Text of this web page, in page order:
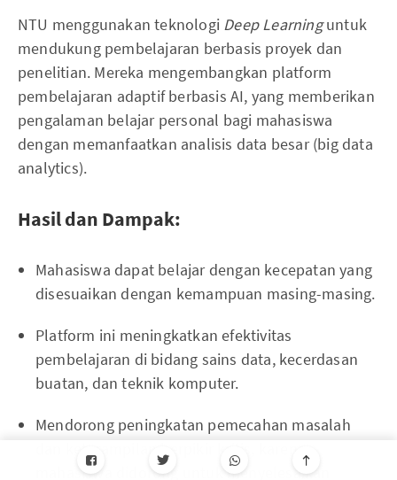
NTU menggunakan teknologi Deep Learninguntuk
mendukung pembelajaran berbasis proyek dan
penelitian. Mereka mengembangkan platform
pembelajaran adaptif berbasis AI, yang memberikan
pengalaman belajar personal bagi mahasiswa
dengan memanfaatkan analisis data besar (big data
analytics).
Hasil dan Dampak:
Mahasiswa dapat belajar dengan kecepatan yang
disesuaikan dengan kemampuan masing-masing.
Platform ini meningkatkan efektivitas
pembelajaran di bidang sains data, kecerdasan
buatan, dan teknik komputer.
Mendorong peningkatan pemecahan masalah
mahasiswa didorong untuk menyelesaikan